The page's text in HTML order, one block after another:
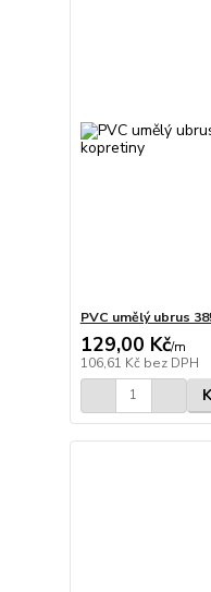
PVC umělý ubrus
129,00 Kč/m
106,61 Kč bez DPH